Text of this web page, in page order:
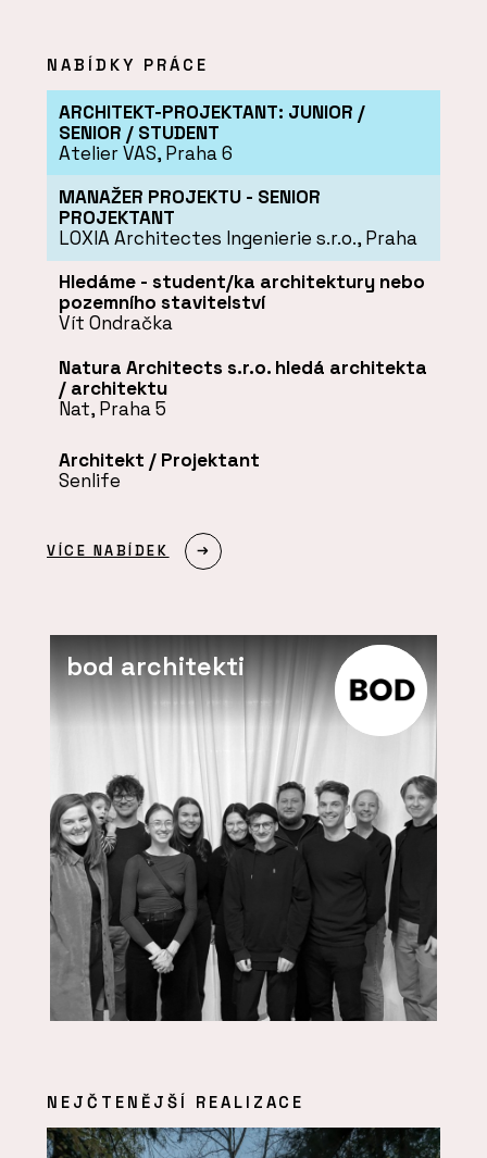
NABÍDKY PRÁCE
ARCHITEKT-PROJEKTANT: JUNIOR /
SENIOR / STUDENT
Atelier VAS, Praha 6
MANAŽER PROJEKTU - SENIOR
PROJEKTANT
LOXIA Architectes Ingenierie s.r.o., Praha
Hledáme - student/ka architektury nebo
pozemního stavitelství
Vít Ondračka
Natura Architects s.r.o. hledá architekta
/ architektu
Nat, Praha 5
Architekt / Projektant
Senlife
VÍCE NABÍDEK
bod architekti
NEJČTENĚJŠÍ REALIZACE